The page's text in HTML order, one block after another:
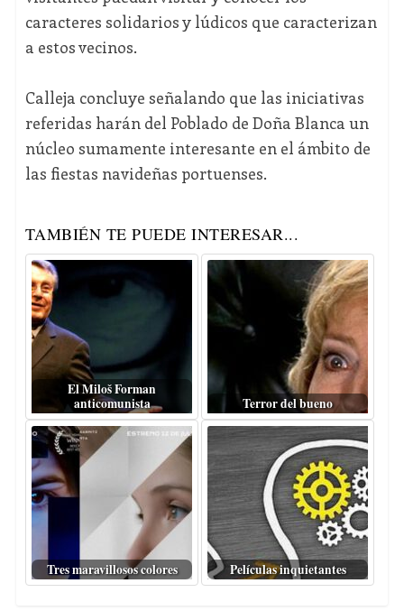
caracteres solidarios y lúdicos que caracterizan
a estos vecinos.
Calleja concluye señalando que las iniciativas
referidas harán del Poblado de Doña Blanca un
núcleo sumamente interesante en el ámbito de
las fiestas navideñas portuenses.
TAMBIÉN TE PUEDE INTERESAR...
El Miloš Forman
anticomunista
Terror del bueno
Tres maravillosos colores Películas inquietantes